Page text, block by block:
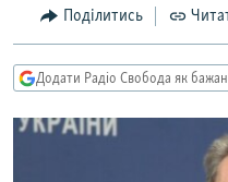
Перейти
до
пошуку
СУСПІЛЬСТВО
УКРАЇНА
ДОНБАС.РЕАЛІЇ
ТИ ЯК?
СХЕМИ
Поділитись
Додати Радіо Свобода як